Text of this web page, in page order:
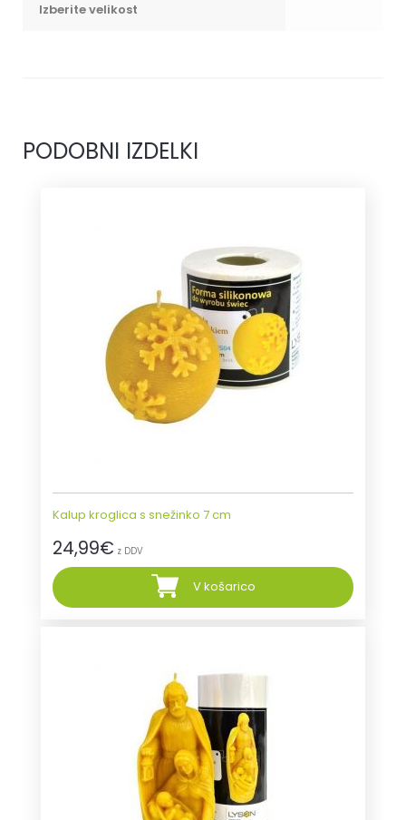
Izberite velikost
PODOBNI IZDELKI
Kalup kroglica s snežinko 7 cm
24,99€ z DDV
V košarico